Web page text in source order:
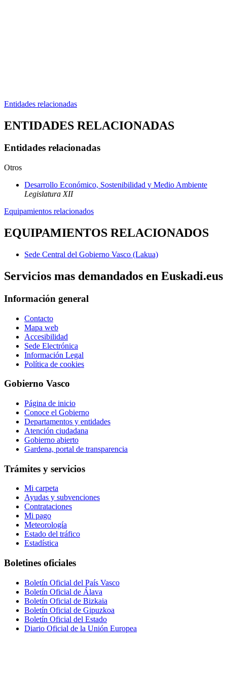
Entidades relacionadas
ENTIDADES RELACIONADAS
Entidades relacionadas
Otros
Desarrollo Económico, Sostenibilidad y Medio Ambiente
Legislatura XII
Equipamientos relacionados
EQUIPAMIENTOS RELACIONADOS
Sede Central del Gobierno Vasco (Lakua)
Servicios mas demandados en Euskadi.eus
Información general
Contacto
Mapa web
Accesibilidad
Sede Electrónica
Información Legal
Política de cookies
Gobierno Vasco
Página de inicio
Conoce el Gobierno
Departamentos y entidades
Atención ciudadana
Gobierno abierto
Gardena, portal de transparencia
Trámites y servicios
Mi carpeta
Ayudas y subvenciones
Contrataciones
Mi pago
Meteorología
Estado del tráfico
Estadística
Boletines oficiales
Boletín Oficial del País Vasco
Boletín Oficial de Álava
Boletín Oficial de Bizkaia
Boletín Oficial de Gipuzkoa
Boletín Oficial del Estado
Diario Oficial de la Unión Europea